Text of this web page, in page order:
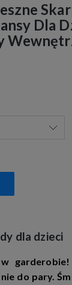
Dla
dla dzieci
w
do pary.